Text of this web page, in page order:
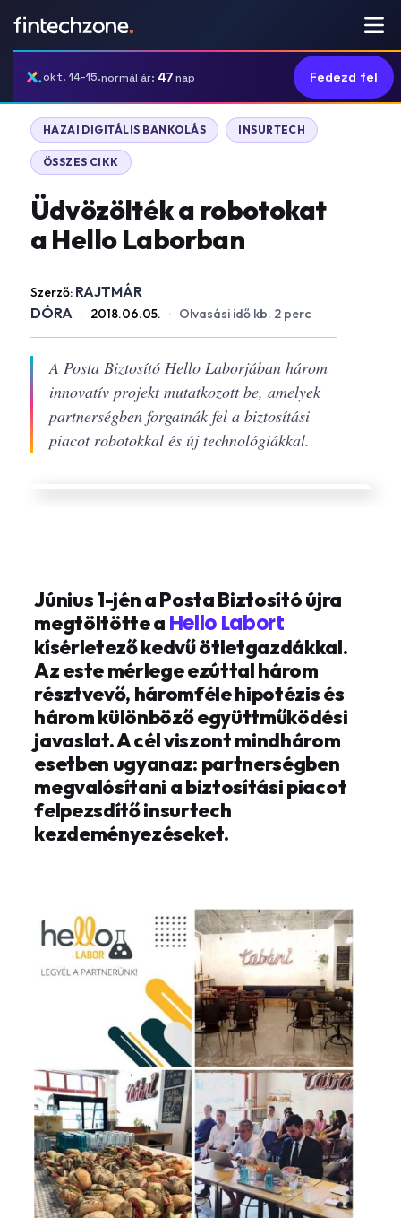
okt. 14-15.normál ár: 47nap Fedezd fel
HAZAI DIGITÁLIS BANKOLÁS INSURTECH
ÖSSZES CIKK
Üdvözölték a robotokat
a Hello Laborban
Szerző: RAJTMÁR
DÓRA · 2018.06.05. · Olvasási idő kb. 2 perc
A Posta Biztosító Hello Laborjában három
innovatív projekt mutatkozott be, amelyek
partnerségben forgatnák fel a biztosítási
piacot robotokkal és új technológiákkal.
Június 1-jén a Posta Biztosító újra
megtöltötte a Hello Labort
kísérletező kedvű ötletgazdákkal.
Az este mérlege ezúttal három
résztvevő, háromféle hipotézis és
három különböző együttműködési
javaslat. A cél viszont mindhárom
esetben ugyanaz: partnerségben
megvalósítani a biztosítási piacot
felpezsdítő insurtech
kezdeményezéseket.